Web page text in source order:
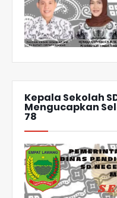
Kepala Sekolah
Mengucapkan
78